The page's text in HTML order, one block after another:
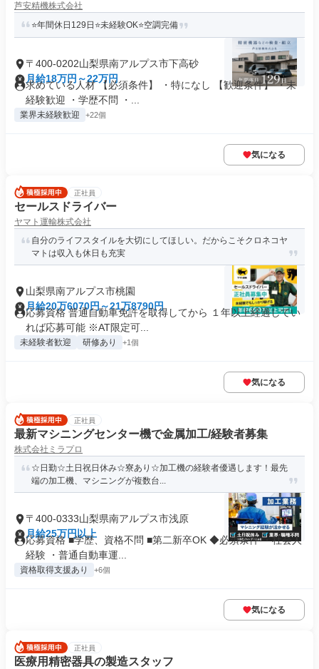
芦安精機株式会社
⭐年間休日129日⭐未経験OK⭐空調完備
〒400-0202山梨県南アルプス市下高砂
月給18万円～22万円
求めている人材 【必須条件】 ・特になし 【歓迎条件】 ・未
経験歓迎 ・学歴不問 ・...
業界未経験歓迎 +22個
気になる
正社員
セールスドライバー
ヤマト運輸株式会社
自分のライフスタイルを大切にしてほしい。だからこそクロネコヤ
マトは収入も休日も充実
山梨県南アルプス市桃園
月給20万6070円～21万8790円
応募資格 普通自動車免許を取得してから １年以上経過してい
れば応募可能 ※AT限定可...
未経験者歓迎 研修あり +1個
気になる
正社員
最新マシニングセンター機で金属加工/経験者募集
株式会社ミラプロ
☆日勤☆土日祝日休み☆寮あり☆加工機の経験者優遇します！最先
端の加工機、マシニングが複数台...
〒400-0333山梨県南アルプス市浅原
月給25万円以上
応募資格 ■学歴、資格不問 ■第二新卒OK ◆必須条件 ・社会人
経験 ・普通自動車運...
資格取得支援あり +6個
気になる
正社員
医療用精密器具の製造スタッフ